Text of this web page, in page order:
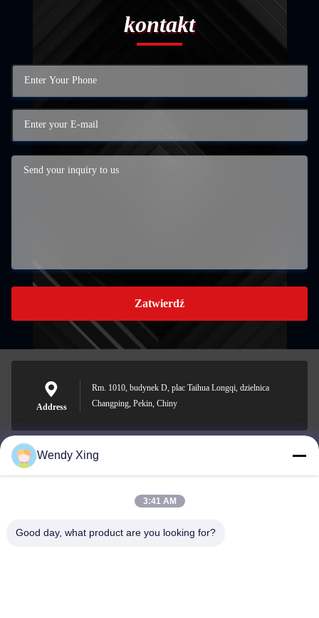
kontakt
Zatwierdź
Address
Rm. 1010, budynek D, plac Taihua Longqi, dzielnica
Changping, Pekin, Chiny
jesingd@vip.sina.com
Wendy Xing
3:41 AM
Good day, what product are you looking for?